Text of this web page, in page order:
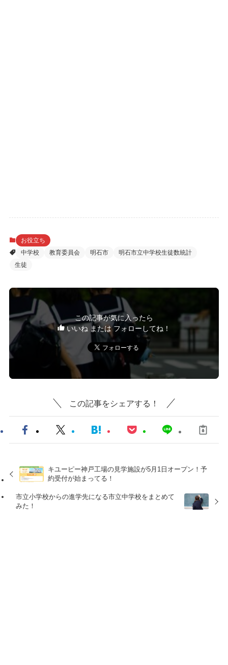
お役立ち
中学校
教育委員会 明石市
明石市立中学校生徒数統計
生徒
この記事が気に入ったら
いいね または フォローしてね！
この記事をシェアする！
キユーピー神戸工場の見学施設が5月1日オープン！予
約受付が始まってる！
市立小学校からの進学先になる市立中学校をまとめて
みた！